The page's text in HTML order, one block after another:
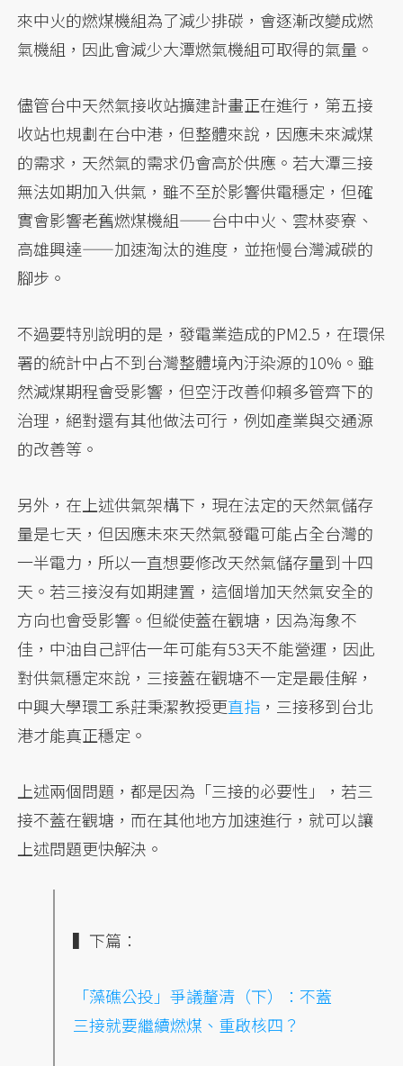
來中火的燃煤機組為了減少排碳，會逐漸改變成燃
氣機組，因此會減少大潭燃氣機組可取得的氣量。
儘管台中天然氣接收站擴建計畫正在進行，第五接
收站也規劃在台中港，但整體來說，因應未來減煤
的需求，天然氣的需求仍會高於供應。若大潭三接
無法如期加入供氣，雖不至於影響供電穩定，但確
實會影響老舊燃煤機組——台中中火、雲林麥寮、
高雄興達——加速淘汰的進度，並拖慢台灣減碳的
腳步。
不過要特別說明的是，發電業造成的PM2.5，在環保
署的統計中占不到台灣整體境內汙染源的10%。雖
然減煤期程會受影響，但空汙改善仰賴多管齊下的
治理，絕對還有其他做法可行，例如產業與交通源
的改善等。
另外，在上述供氣架構下，現在法定的天然氣儲存
量是七天，但因應未來天然氣發電可能占全台灣的
一半電力，所以一直想要修改天然氣儲存量到十四
天。若三接沒有如期建置，這個增加天然氣安全的
方向也會受影響。但縱使蓋在觀塘，因為海象不
佳，中油自己評估一年可能有53天不能營運，因此
對供氣穩定來說，三接蓋在觀塘不一定是最佳解，
中興大學環工系莊秉潔教授更直指 ，三接移到台北
港才能真正穩定。
上述兩個問題，都是因為「三接的必要性」，若三
接不蓋在觀塘，而在其他地方加速進行，就可以讓
上述問題更快解決。
▍下篇：
「藻礁公投」爭議釐清（下）：不蓋
三接就要繼續燃煤、重啟核四？